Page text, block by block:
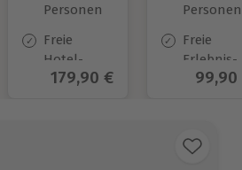
Personen
Freie
Hotel-
Auswahl
Aktueller Preis
179,90 €
Personen
Freie
Erlebnis-
Auswahl
99,90